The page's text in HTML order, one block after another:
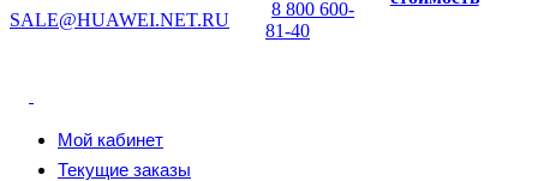
SALE@HUAWEI.NET.RU
8 800 600-
81-40
Мой кабинет
Текущие заказы